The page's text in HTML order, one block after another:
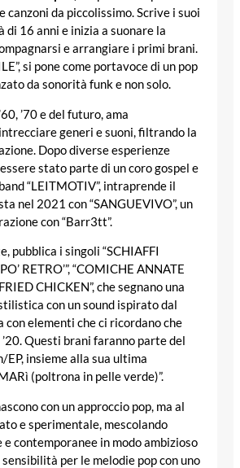
canzoni da piccolissimo. Scrive i suoi
di 16 anni e inizia a suonare la
e arrangiare i primi brani.
si pone come portavoce di un pop
da sonorità funk e non solo.
’70 e del futuro, ama
generi e suoni, filtrando la
Dopo diverse esperienze
stato parte di un coro gospel e
“LEITMOTIV”, intraprende il
nel 2021 con “SANGUEVIVO”, un
con “Barr3tt”.
pubblica i singoli “SCHIAFFI
RETRO’”, “COMICHE ANNATE
CHICKEN”, che segnano una
con un sound ispirato dal
con elementi che ci ricordano che
Questi brani faranno parte del
EP, insieme alla sua ultima
(poltrona in pelle verde)”.
con un approccio pop, ma al
e sperimentale, mescolando
contemporanee in modo ambizioso
per le melodie pop con uno